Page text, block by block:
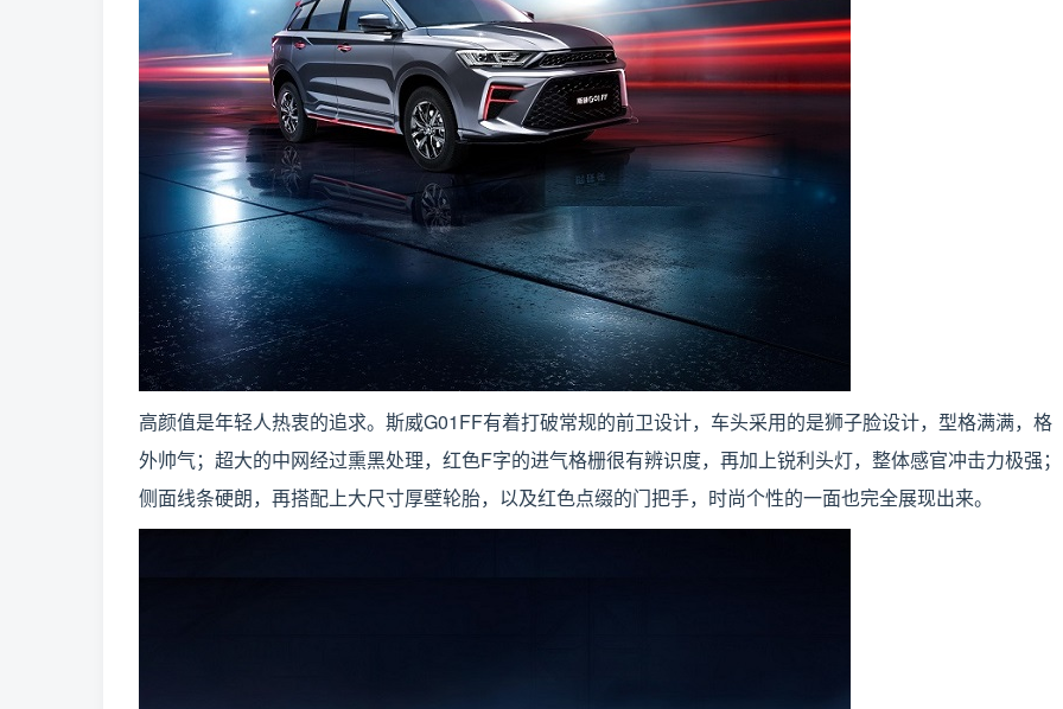
高颜值是年轻人热衷的追求。斯威G01FF有着打破常规的前卫设计，车头采用的是狮子脸设计，型格满满，格
外帅气；超大的中网经过熏黑处理，红色F字的进气格栅很有辨识度，再加上锐利头灯，整体感官冲击力极强；
侧面线条硬朗，再搭配上大尺寸厚壁轮胎，以及红色点缀的门把手，时尚个性的一面也完全展现出来。